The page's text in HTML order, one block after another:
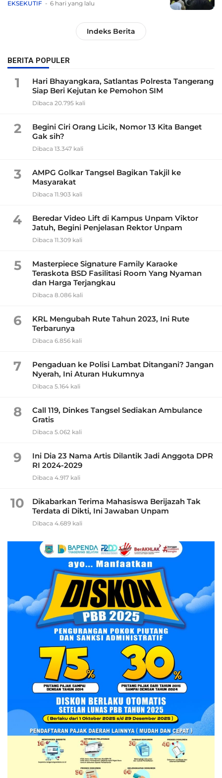
EKSEKUTIF 6 hari yang lalu
Indeks Berita
BERITA POPULER
1
Hari Bhayangkara, Satlantas Polresta Tangerang
Siap Beri Kejutan ke Pemohon SIM
Dibaca 20.795 kali
2
Begini Ciri Orang Licik, Nomor 13 Kita Banget
Gak sih?
Dibaca 13.347 kali
3
AMPG Golkar Tangsel Bagikan Takjil ke
Masyarakat
Dibaca 11.903 kali
4
Beredar Video Lift di Kampus Unpam Viktor
Jatuh, Begini Penjelasan Rektor Unpam
Dibaca 11.309 kali
5
Masterpiece Signature Family Karaoke
Teraskota BSD Fasilitasi Room Yang Nyaman
dan Harga Terjangkau
Dibaca 8.086 kali
6
KRL Mengubah Rute Tahun 2023, Ini Rute
Terbarunya
Dibaca 6.856 kali
7
Pengaduan ke Polisi Lambat Ditangani? Jangan
Nyerah, Ini Aturan Hukumnya
Dibaca 5.164 kali
8
Call 119, Dinkes Tangsel Sediakan Ambulance
Gratis
Dibaca 5.062 kali
9
Ini Dia 23 Nama Artis Dilantik Jadi Anggota DPR
RI 2024-2029
Dibaca 4.917 kali
10
Dikabarkan Terima Mahasiswa Berijazah Tak
Terdata di Dikti, Ini Jawaban Unpam
Dibaca 4.689 kali